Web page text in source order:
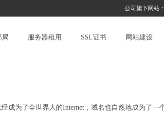
公司旗下网站：
局 服务器租用 SSL证书 网站建设
成为了全世界人的Internet，域名也自然地成为了一